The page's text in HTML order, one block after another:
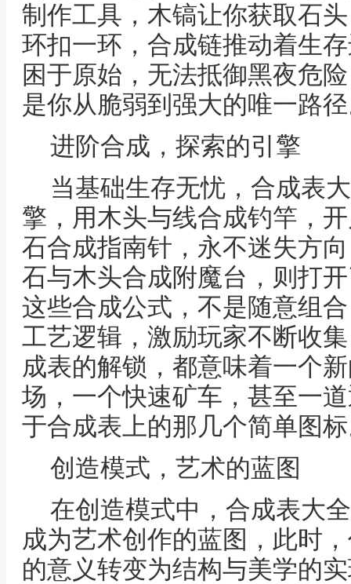
制作工具，木镐让你获取石
环扣一环，合成链推动着生
困于原始，无法抵御黑夜危
是你从脆弱到强大的唯一路
进阶合成，探索的引擎
当基础生存无忧，合成表
擎，用木头与线合成钓竿，
石合成指南针，永不迷失方
石与木头合成附魔台，则打
这些合成公式，不是随意组
工艺逻辑，激励玩家不断收
成表的解锁，都意味着一个
场，一个快速矿车，甚至一
于合成表上的那几个简单图
创造模式，艺术的蓝图
在创造模式中，合成表大
成为艺术创作的蓝图，此时
的意义转变为结构与美学的